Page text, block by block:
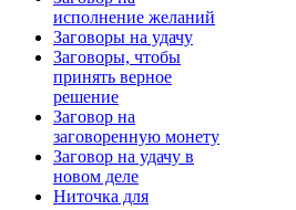
исполнение желаний
Заговоры на удачу
Заговоры, чтобы
принять верное
решение
Заговор на
заговоренную монету
Заговор на удачу в
новом деле
Ниточка для